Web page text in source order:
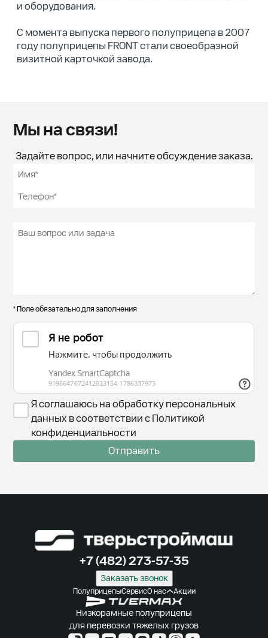
и оборудования.
С момента выпуска первого полуприцепа в 2007
году полуприцепы FRONT стали своеобразной
визитной карточкой завода.
Мы на связи!
Задайте вопрос, или начните обсуждение заказа.
* Поле обязательно для заполнения
Я соглашаюсь на обработку персональных
данных в соответствии с Политикой
конфиденциальности
Отправить
ПолуприцепыСервисО нас Акции
Низкорамные полуприцепы
для перевозки тяжелых грузов
+7 (482) 273-57-35
Заказать звонок